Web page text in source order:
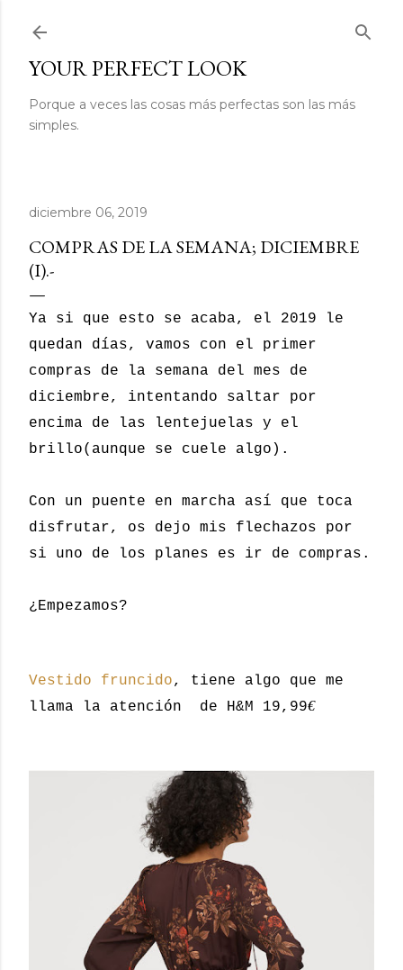
YOUR PERFECT LOOK
Porque a veces las cosas más perfectas son las más
simples.
diciembre 06, 2019
COMPRAS DE LA SEMANA; DICIEMBRE
(I).-
Ya si que esto se acaba, el 2019 le
quedan días, vamos con el primer
compras de la semana del mes de
diciembre, intentando saltar por
encima de las lentejuelas y el
brillo(aunque se cuele algo).
Con un puente en marcha así que toca
disfrutar, os dejo mis flechazos por
si uno de los planes es ir de compras.
¿Empezamos?
Vestido fruncido, tiene algo que me
llama la atención de H&M 19,99€